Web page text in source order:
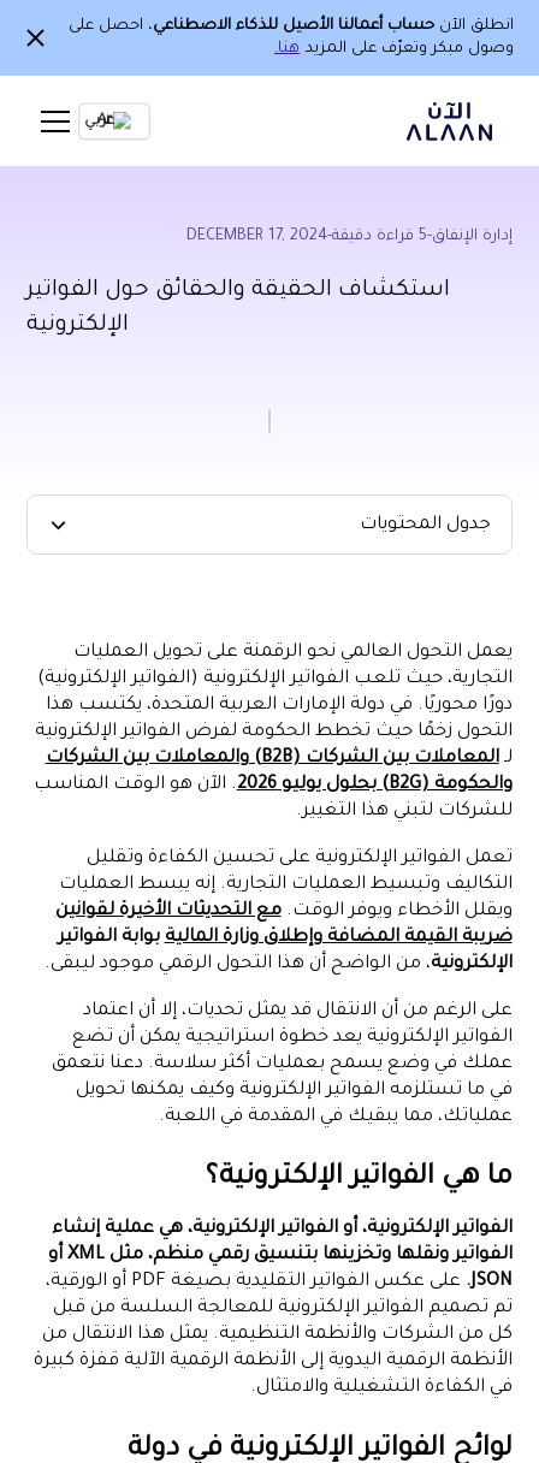
انطلق الآن حساب أعمالنا الأصيل للذكاء الاصطناعي، احصل على
وصول مبكر وتعرّف على المزيد هنا.
Ar
إدارة الإنفاق-
5 قراءة دقيقة-
DECEMBER 17, 2024
استكشاف الحقيقة والحقائق حول الفواتير
الإلكترونية
جدول المحتويات
أساطير وحقائق الفواتير الإلكترونية: دحض المفاهيم الخاطئة الشائعة
فوائد الفواتير الإلكترونية للشركات الإماراتية
الدعم التكنولوجي للفواتير الإلكترونية: الأتمتة وتبادل البيانات
كيف يمكن لـ Alaan دعم عملك باستخدام الفواتير الإلكترونية
الخاتمة
يعمل التحول العالمي نحو الرقمنة على تحويل العمليات
التجارية، حيث تلعب الفواتير الإلكترونية (الفواتير الإلكترونية)
دورًا محوريًا. في دولة الإمارات العربية المتحدة، يكتسب هذا
التحول زخمًا حيث تخطط الحكومة لفرض الفواتير الإلكترونية
لـ
المعاملات بين الشركات (B2B) والمعاملات بين الشركات
والحكومة (B2G) بحلول يوليو 2026
. الآن هو الوقت المناسب
للشركات لتبني هذا التغيير.
تعمل الفواتير الإلكترونية على تحسين الكفاءة وتقليل
التكاليف وتبسيط العمليات التجارية. إنه يبسط العمليات
ويقلل الأخطاء ويوفر الوقت.مع التحديثات الأخيرة لقوانين
ضريبة القيمة المضافة وإطلاق وزارة الماليةبوابة الفواتير
الإلكترونية، من الواضح أن هذا التحول الرقمي موجود ليبقى.
على الرغم من أن الانتقال قد يمثل تحديات، إلا أن اعتماد
الفواتير الإلكترونية يعد خطوة استراتيجية يمكن أن تضع
عملك في وضع يسمح بعمليات أكثر سلاسة. دعنا نتعمق
في ما تستلزمه الفواتير الإلكترونية وكيف يمكنها تحويل
عملياتك، مما يبقيك في المقدمة في اللعبة.
ما هي الفواتير الإلكترونية؟
الفواتير الإلكترونية، أو الفواتير الإلكترونية، هي عملية إنشاء
الفواتير ونقلها وتخزينها بتنسيق رقمي منظم، مثل XML أو
JSON.
على عكس الفواتير التقليدية بصيغة PDF أو الورقية،
تم تصميم الفواتير الإلكترونية للمعالجة السلسة من قبل
كل من الشركات والأنظمة التنظيمية. يمثل هذا الانتقال من
الأنظمة الرقمية اليدوية إلى الأنظمة الرقمية الآلية قفزة كبيرة
في الكفاءة التشغيلية والامتثال.
لوائح الفواتير الإلكترونية في دولة